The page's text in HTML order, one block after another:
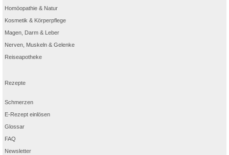
Homöopathie & Natur
Kosmetik & Körperpflege
Magen, Darm & Leber
Nerven, Muskeln & Gelenke
Reiseapotheke
Rezepte
Schmerzen
E-Rezept einlösen
Glossar
FAQ
Newsletter